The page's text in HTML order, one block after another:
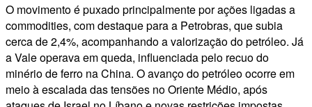
O movimento é puxado principalmente por ações ligadas a
commodities, com destaque para a Petrobras, que subia
cerca de 2,4%, acompanhando a valorização do petróleo. Já
a Vale operava em queda, influenciada pelo recuo do
minério de ferro na China. O avanço do petróleo ocorre em
meio à escalada das tensões no Oriente Médio, após